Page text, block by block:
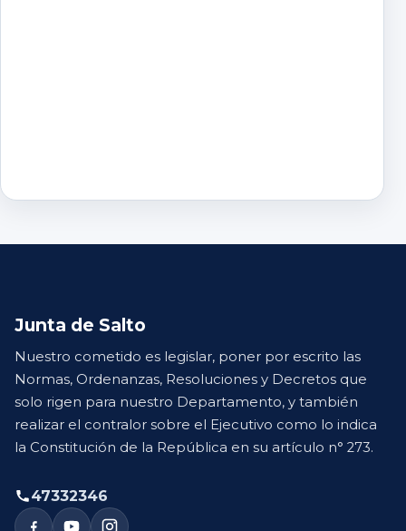
Junta de Salto
Nuestro cometido es legislar, poner por escrito las
Normas, Ordenanzas, Resoluciones y Decretos que
solo rigen para nuestro Departamento, y también
realizar el contralor sobre el Ejecutivo como lo indica
la Constitución de la República en su artículo n° 273.
47332346